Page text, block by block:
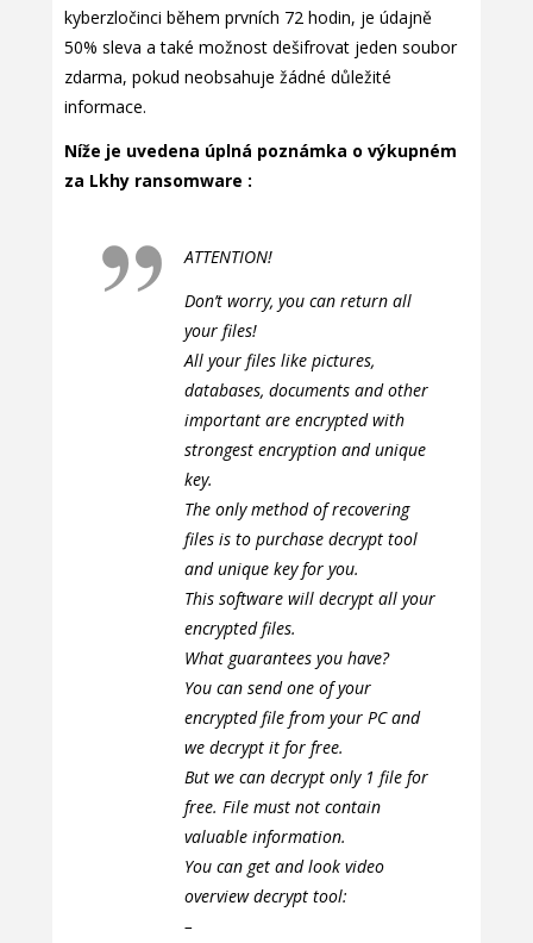
kyberzločinci během prvních 72 hodin, je údajně
50% sleva a také možnost dešifrovat jeden soubor
zdarma, pokud neobsahuje žádné důležité
informace.
Níže je uvedena úplná poznámka o výkupném
za Lkhy ransomware :
ATTENTION!
Don’t worry, you can return all
your files!
All your files like pictures,
databases, documents and other
important are encrypted with
strongest encryption and unique
key.
The only method of recovering
files is to purchase decrypt tool
and unique key for you.
This software will decrypt all your
encrypted files.
What guarantees you have?
You can send one of your
encrypted file from your PC and
we decrypt it for free.
But we can decrypt only 1 file for
free. File must not contain
valuable information.
You can get and look video
overview decrypt tool:
–